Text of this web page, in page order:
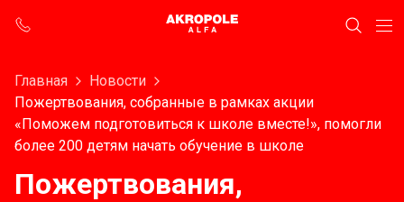
Главная
Новости
Пожертвования, собранные в рамках акции
«Поможем подготовиться к школе вместе!», помогли
более 200 детям начать обучение в школе
Пожертвования,